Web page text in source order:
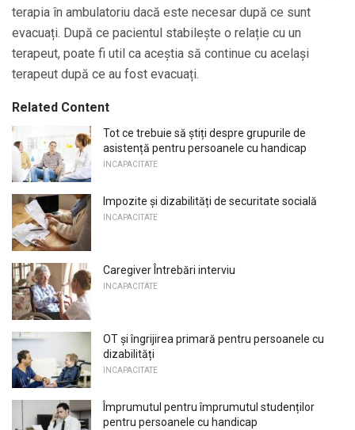
terapia în ambulatoriu dacă este necesar după ce sunt
evacuați. După ce pacientul stabilește o relație cu un
terapeut, poate fi util ca aceștia să continue cu același
terapeut după ce au fost evacuați.
Related Content
Tot ce trebuie să știți despre grupurile de
asistență pentru persoanele cu handicap
INCAPACITATE
Impozite și dizabilități de securitate socială
INCAPACITATE
Caregiver Întrebări interviu
INCAPACITATE
OT și îngrijirea primară pentru persoanele cu
dizabilități
INCAPACITATE
Împrumutul pentru împrumutul studenților
pentru persoanele cu handicap